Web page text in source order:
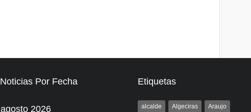
Noticias Por Fecha
agosto 2026
Etiquetas
alcalde Algeciras Araujo